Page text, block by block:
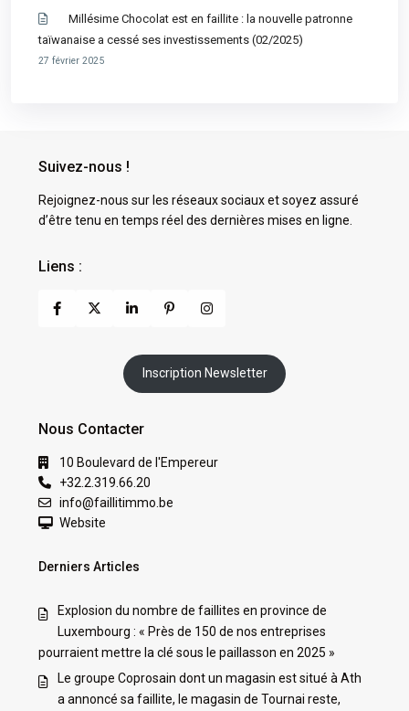
Millésime Chocolat est en faillite : la nouvelle patronne
taïwanaise a cessé ses investissements (02/2025)
27 février 2025
Suivez-nous !
Rejoignez-nous sur les réseaux sociaux et soyez assuré
d’être tenu en temps réel des dernières mises en ligne.
Liens :
Inscription Newsletter
Nous Contacter
10 Boulevard de l'Empereur
+32.2.319.66.20
info@faillitimmo.be
Website
Derniers Articles
Explosion du nombre de faillites en province de
Luxembourg : « Près de 150 de nos entreprises
pourraient mettre la clé sous le paillasson en 2025 »
Le groupe Coprosain dont un magasin est situé à Ath
a annoncé sa faillite, le magasin de Tournai reste,